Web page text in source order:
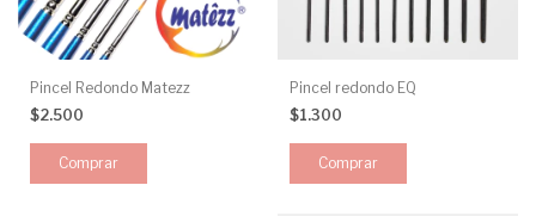
Pincel Redondo Matezz
$2.500
Comprar
Pincel redondo EQ
$1.300
Comprar